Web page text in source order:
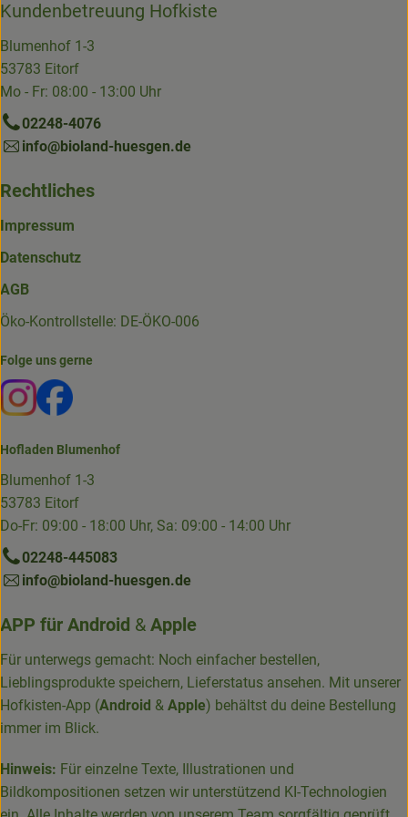
Kundenbetreuung Hofkiste
Blumenhof 1-3
53783 Eitorf
Mo - Fr: 08:00 - 13:00 Uhr
02248-4076
info@bioland-huesgen.de
Rechtliches
Impressum
Datenschutz
AGB
Öko-Kontrollstelle: DE-ÖKO-006
Folge uns gerne
Externer Link zu https://www.instagram.com/die.hofkiste/
Externer Link zu https://www.facebook.com/p/Die-
Hofladen Blumenhof
Blumenhof 1-3
53783 Eitorf
Do-Fr: 09:00 - 18:00 Uhr, Sa: 09:00 - 14:00 Uhr
02248-445083
info@bioland-huesgen.de
APP für Android & Apple
Für unterwegs gemacht: Noch einfacher bestellen,
Lieblingsprodukte speichern, Lieferstatus ansehen. Mit unserer
Hofkisten-App (Android & Apple) behältst du deine Bestellung
immer im Blick.
Hinweis: Für einzelne Texte, Illustrationen und
Bildkompositionen setzen wir unterstützend KI-Technologien